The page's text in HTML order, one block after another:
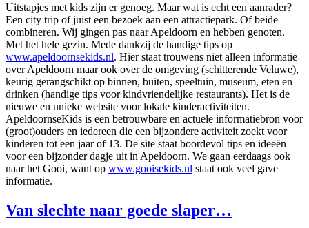
Uitstapjes met kids zijn er genoeg. Maar wat is echt een aanrader?
Een city trip of juist een bezoek aan een attractiepark. Of beide
combineren. Wij gingen pas naar Apeldoorn en hebben genoten.
Met het hele gezin. Mede dankzij de handige tips op
www.apeldoornsekids.nl. Hier staat trouwens niet alleen informatie
over Apeldoorn maar ook over de omgeving (schitterende Veluwe),
keurig gerangschikt op binnen, buiten, speeltuin, museum, eten en
drinken (handige tips voor kindvriendelijke restaurants). Het is de
nieuwe en unieke website voor lokale kinderactiviteiten.
ApeldoornseKids is een betrouwbare en actuele informatiebron voor
(groot)ouders en iedereen die een bijzondere activiteit zoekt voor
kinderen tot een jaar of 13. De site staat boordevol tips en ideeën
voor een bijzonder dagje uit in Apeldoorn. We gaan eerdaags ook
naar het Gooi, want op www.gooisekids.nl staat ook veel gave
informatie.
Van slechte naar goede slaper…